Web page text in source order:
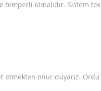
temperli olmalıdır. Sistem tek
onur duyarız. Ordu